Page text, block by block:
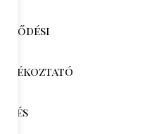
tájékoztató
és